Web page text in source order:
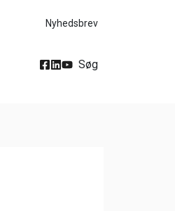
Nyhedsbrev
Søg